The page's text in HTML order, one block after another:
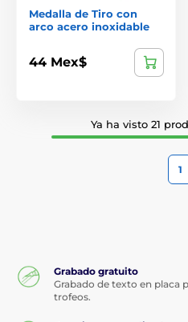
Medalla de Tiro con
arco acero inoxidable
44 Mex$
Ya ha visto 21
1
Grabado gratuito
Grabado de texto en placa
trofeos.